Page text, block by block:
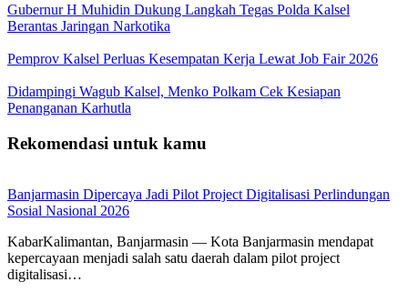
Gubernur H Muhidin Dukung Langkah Tegas Polda Kalsel
Berantas Jaringan Narkotika
Pemprov Kalsel Perluas Kesempatan Kerja Lewat Job Fair 2026
Didampingi Wagub Kalsel, Menko Polkam Cek Kesiapan
Penanganan Karhutla
Rekomendasi untuk kamu
Banjarmasin Dipercaya Jadi Pilot Project Digitalisasi Perlindungan
Sosial Nasional 2026
KabarKalimantan, Banjarmasin — Kota Banjarmasin mendapat
kepercayaan menjadi salah satu daerah dalam pilot project
digitalisasi…